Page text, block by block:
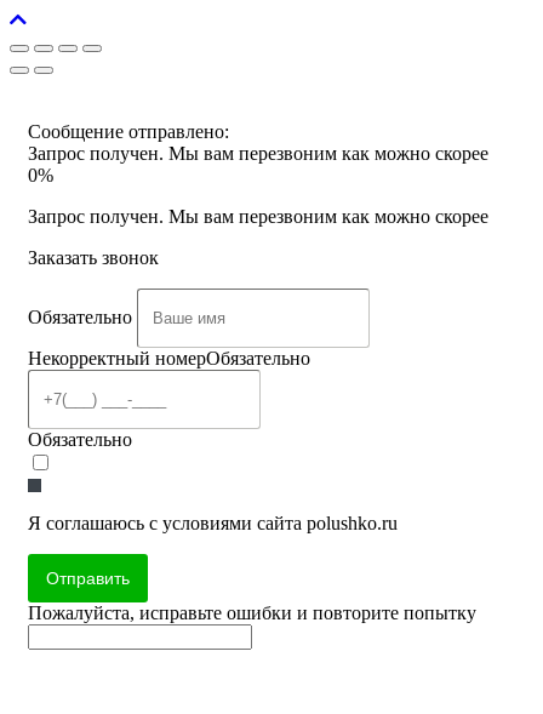
Сообщение отправлено:
Запрос получен. Мы вам перезвоним как можно скорее
0%
Запрос получен. Мы вам перезвоним как можно скорее
Заказать звонок
Обязательно
Некорректный номерОбязательно
Обязательно
Я соглашаюсь с условиями сайта polushko.ru
Отправить
Пожалуйста, исправьте ошибки и повторите попытку